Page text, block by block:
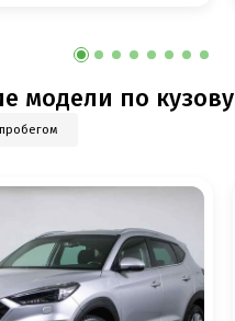
модели по кузову